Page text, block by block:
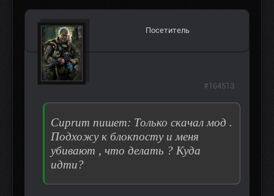
Посетитель
Cuprum пишет: Только скачал мод .
Подхожу к блокпосту и меня
убивают , что делать ? Куда
идти?
#164513